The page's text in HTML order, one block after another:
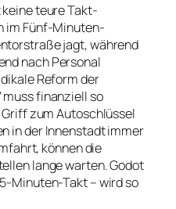
teure Takt-
im Fünf-Minuten-
jagt, während
nach Personal
Reform der
finanziell so
zum Autoschlüssel
in der Innenstadt immer
können die
lange warten. Godot
Minuten-Takt – wird so